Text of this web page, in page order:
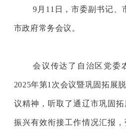
9月11日，市委副书记、
市政府常务会议。
会议传达了自治区党委
2025年第1次会议暨巩固拓展
议精神，听取了通辽市巩固
振兴有效衔接工作情况汇报